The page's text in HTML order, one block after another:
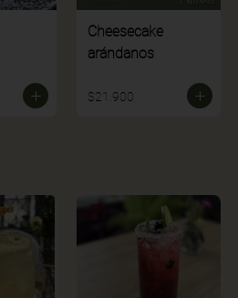
Cheesecake
arándanos
$21.900